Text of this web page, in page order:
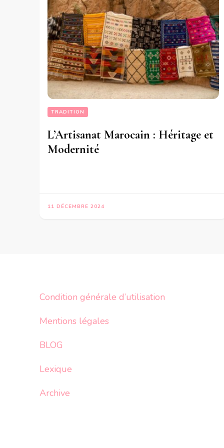
TRADITION
L’Artisanat Marocain : Héritage et
Modernité
11 DÉCEMBRE 2024
Condition générale d’utilisation
Mentions légales
BLOG
Lexique
Archive